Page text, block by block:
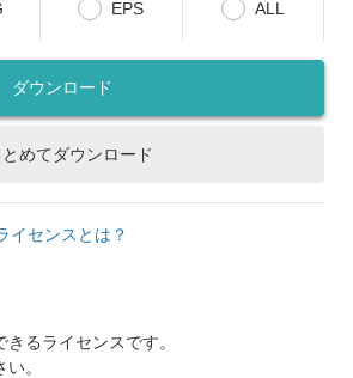
EPS ALL
ダウンロード
とめてダウンロード
イセンスとは？
るライセンスです。
。